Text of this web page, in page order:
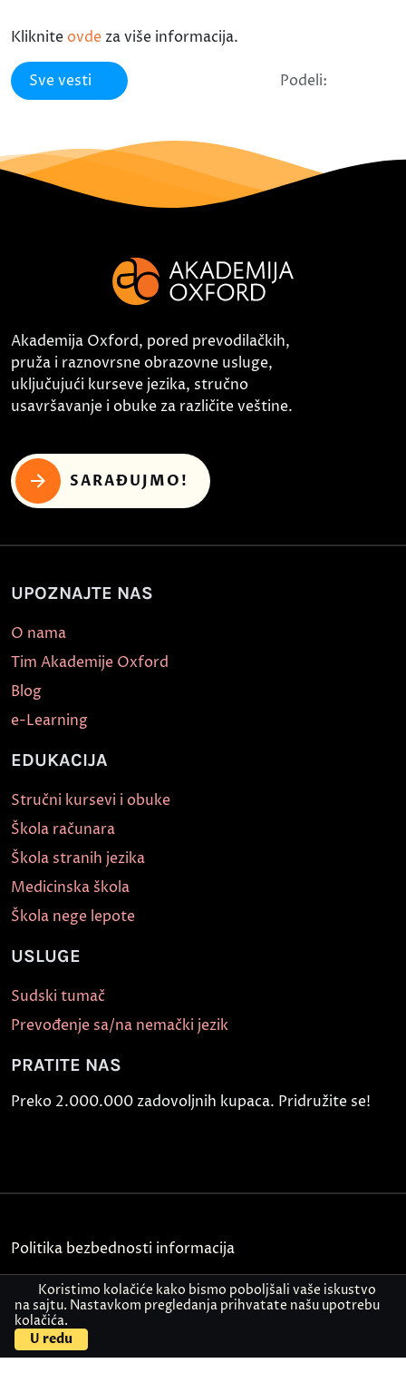
Kliknite ovde za više informacija.
Sve vesti Podeli:
Akademija Oxford, pored prevodilačkih,
pruža i raznovrsne obrazovne usluge,
uključujući kurseve jezika, stručno
usavršavanje i obuke za različite veštine.
SARAĐUJMO!
UPOZNAJTE NAS
O nama
Tim Akademije Oxford
Blog
e-Learning
EDUKACIJA
Stručni kursevi i obuke
Škola računara
Škola stranih jezika
Medicinska škola
Škola nege lepote
USLUGE
Sudski tumač
Prevođenje sa/na nemački jezik
PRATITE NAS
Preko 2.000.000 zadovoljnih kupaca. Pridružite se!
Politika bezbednosti informacija
Kontakt
© Akademija Oxford 2026.
Koristimo kolačiće kako bismo poboljšali vaše iskustvo
na sajtu. Nastavkom pregledanja prihvatate našu upotrebu
kolačića.
U redu